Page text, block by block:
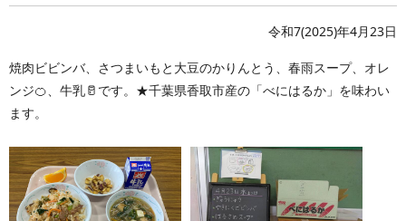
令和7(2025)年4月23日
焼肉ビビンバ、さつまいもと大豆のかりんとう、春雨スープ、オレ
ンジ🍊、牛乳🥛です。★千葉県香取市産の「べにはるか」を味わい
ます。